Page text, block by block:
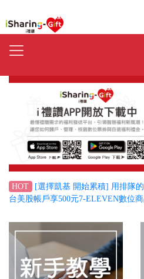
Previous
HOT
[選擇凱基 開始累積] 用排隊
台美股帳戶享500元7-ELEVEN數位